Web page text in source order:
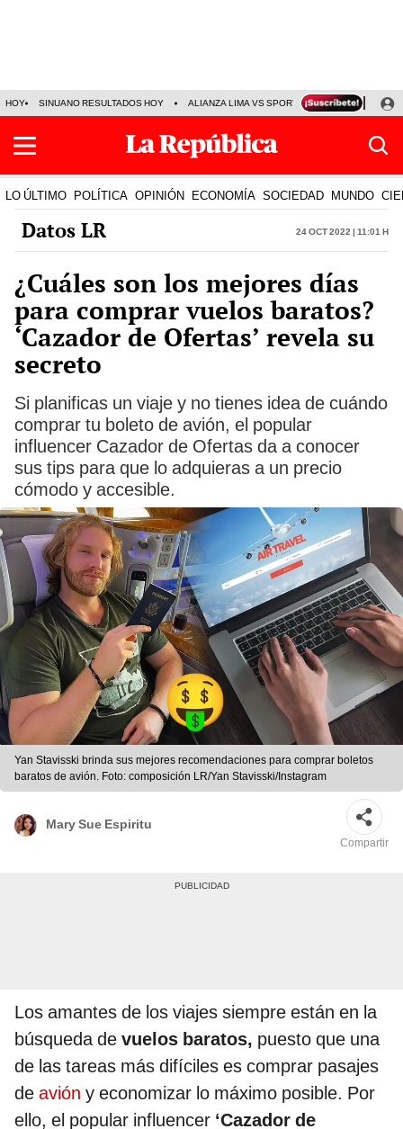
HOY SINUANO RESULTADOS HOY ALIANZA LIMA VS SPORT BOYS JORGE
LO ÚLTIMO POLÍTICA OPINIÓN ECONOMÍA SOCIEDAD MUNDO
Datos LR 24 Oct 2022 | 11:01 h
¿Cuáles son los mejores días
para comprar vuelos baratos?
‘Cazador de Ofertas’ revela su
secreto
Si planificas un viaje y no tienes idea de cuándo
comprar tu boleto de avión, el popular
influencer Cazador de Ofertas da a conocer
sus tips para que lo adquieras a un precio
cómodo y accesible.
Yan Stavisski brinda sus mejores recomendaciones para comprar boletos
baratos de avión. Foto: composición LR/Yan Stavisski/Instagram
Mary Sue Espiritu
Compartir
Los amantes de los viajes siempre están en la
búsqueda de vuelos baratos, puesto que una
de las tareas más difíciles es comprar pasajes
de avión y economizar lo máximo posible. Por
ello, el popular influencer ‘Cazador de